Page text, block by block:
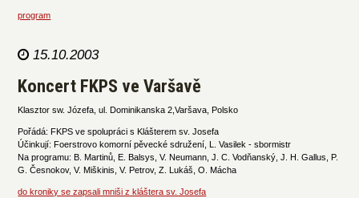
program
15.10.2003
Koncert FKPS ve Varšavě
Klasztor sw. Józefa, ul. Dominikanska 2,Varšava, Polsko
Pořádá: FKPS ve spolupráci s Klášterem sv. Josefa
Účinkují: Foerstrovo komorní pěvecké sdružení, L. Vasilek - sbormistr
Na programu: B. Martinů, E. Balsys, V. Neumann, J. C. Vodňanský, J. H. Gallus, P.
G. Česnokov, V. Miškinis, V. Petrov, Z. Lukáš, O. Mácha
do kroniky se zapsali mniši z kláštera sv. Josefa